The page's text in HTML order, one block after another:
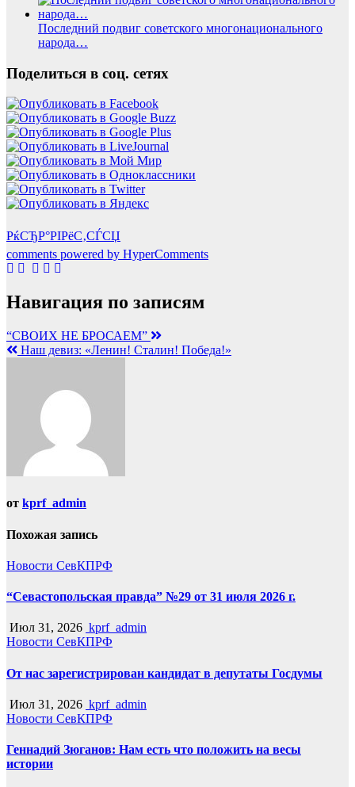
Последний подвиг советского многонационального
народа…
Поделиться в соц. сетях
РќСЂР°РІРёС‚СЃСЏ
comments powered by HyperComments
Навигация по записям
“СВОИХ НЕ БРОСАЕМ”
Наш девиз: «Ленин! Сталин! Победа!»
от kprf_admin
Похожая запись
Новости СевКПРФ
“Севастопольская правда” №29 от 31 июля 2026 г.
Июл 31, 2026 kprf_admin
Новости СевКПРФ
От нас зарегистрирован кандидат в депутаты Госдумы
Июл 31, 2026 kprf_admin
Новости СевКПРФ
Геннадий Зюганов: Нам есть что положить на весы
истории